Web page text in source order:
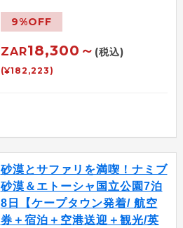
9%OFF
ZAR18,300～ (税込)
(¥182,223)
砂漠とサファリを満喫！ナミブ
砂漠＆エトーシャ国立公園7泊
8日【ケープタウン発着/ 航空
券＋宿泊＋空港送迎＋観光/英